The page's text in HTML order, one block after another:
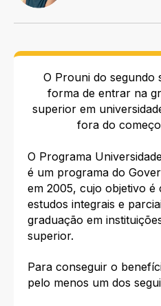
O Prouni do segundo
forma de entrar na
superior em
fora do
O Programa
é um programa do
em 2005, cujo objetivo é
estudos integrais e
graduação em
superior.
Para conseguir o
pelo menos um dos